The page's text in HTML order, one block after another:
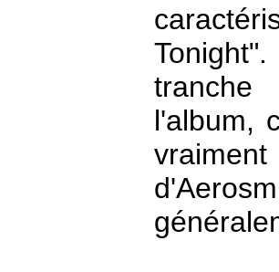
l'album,